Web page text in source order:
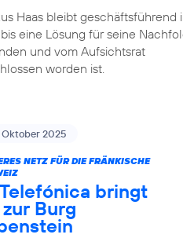
Haas bleibt geschäftsführend
eine Lösung für seine
und vom Aufsichtsrat
worden ist.
Oktober 2025
NETZ FÜR DIE FRÄNKISCHE
Telefónica bringt
Burg